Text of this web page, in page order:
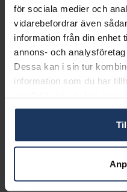
för sociala medier och
vidarebefordrar även
information från din enhet
annons- och
Dessa kan i sin tur
information som du har